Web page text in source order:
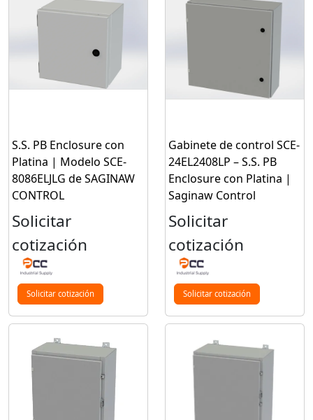
S.S. PB Enclosure con
Platina | Modelo SCE-
8086ELJLG de SAGINAW
CONTROL
Solicitar
cotización
Solicitar cotización
Gabinete de control SCE-
24EL2408LP – S.S. PB
Enclosure con Platina |
Saginaw Control
Solicitar
cotización
Solicitar cotización